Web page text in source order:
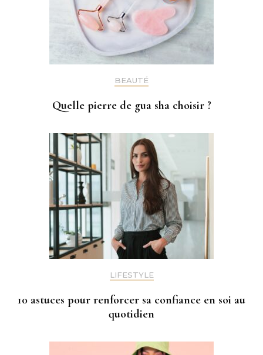
BEAUTÉ
Quelle pierre de gua sha choisir ?
LIFESTYLE
10 astuces pour renforcer sa confiance en soi au
quotidien